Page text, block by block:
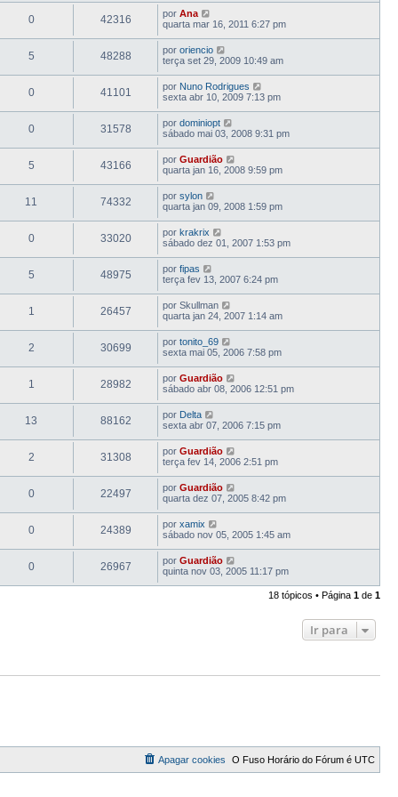
0 42316 por Ana
quarta mar 16, 2011 6:27 pm
5 48288 por oriencio
terça set 29, 2009 10:49 am
0 41101 por Nuno Rodrigues
sexta abr 10, 2009 7:13 pm
0 31578 por dominiopt
sábado mai 03, 2008 9:31 pm
5 43166 por Guardião
quarta jan 16, 2008 9:59 pm
11 74332 por sylon
quarta jan 09, 2008 1:59 pm
0 33020 por krakrix
sábado dez 01, 2007 1:53 pm
5 48975 por fipas
terça fev 13, 2007 6:24 pm
1 26457 por Skullman
quarta jan 24, 2007 1:14 am
2 30699 por tonito_69
sexta mai 05, 2006 7:58 pm
1 28982 por Guardião
sábado abr 08, 2006 12:51 pm
13 88162 por Delta
sexta abr 07, 2006 7:15 pm
2 31308 por Guardião
terça fev 14, 2006 2:51 pm
0 22497 por Guardião
quarta dez 07, 2005 8:42 pm
0 24389 por xamix
sábado nov 05, 2005 1:45 am
0 26967 por Guardião
quinta nov 03, 2005 11:17 pm
18 tópicos • Página 1 de 1
Ir para
O Fuso Horário do Fórum é UTC
Apagar cookies